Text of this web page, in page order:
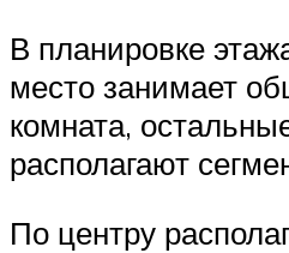
В планировке
место занимает
комната,
располагают
По центру